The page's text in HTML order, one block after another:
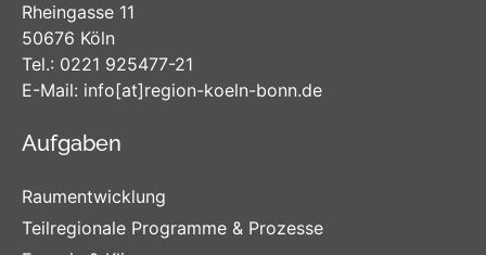
Rheingasse 11
50676 Köln
Tel.: 0221 925477-21
E-Mail: info[at]region-koeln-bonn.de
Aufgaben
Raumentwicklung
Teilregionale Programme & Prozesse